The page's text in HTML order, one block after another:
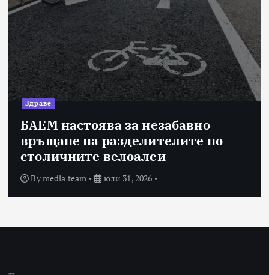
Здраве
БАЕМ настоява за незабавно
връщане на разделителите по
столичните велоалеи
Bymedia team юли 31, 2026